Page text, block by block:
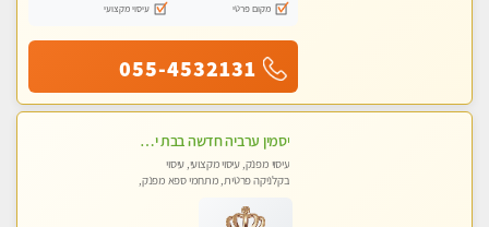
מקום פרטי
עיסוי מקצועי
055-4532131
יסמין ערביה חדשה בבת ים חדש חדש .כל סוגי העיסויים במקום הכי מושלם בעיר בת ים . highly recommended..new in the city
עיסוי מפנק, עיסוי מקצועי, עיסוי
בקלניקה פרטית, מתחמי ספא מפנק,